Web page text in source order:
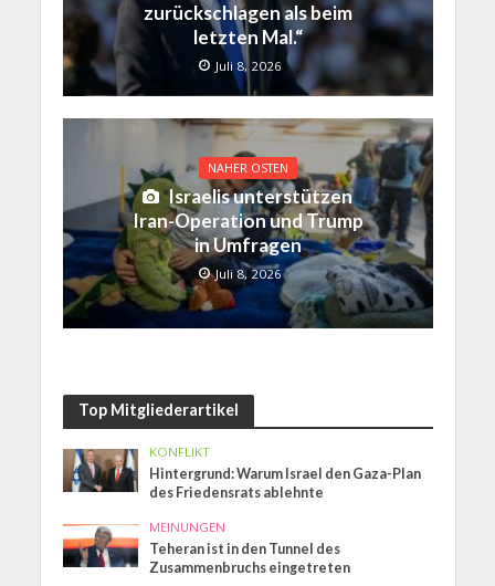
zurückschlagen als beim
letzten Mal.“
Juli 8, 2026
NAHER OSTEN
Israelis unterstützen
Iran-Operation und Trump
in Umfragen
Juli 8, 2026
Top Mitgliederartikel
KONFLIKT
Hintergrund: Warum Israel den Gaza-Plan
des Friedensrats ablehnte
MEINUNGEN
Teheran ist in den Tunnel des
Zusammenbruchs eingetreten